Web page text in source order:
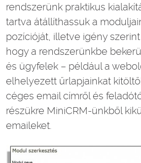
rendszerünk praktikus
tartva átállíthassuk a
pozícióját, illetve igény
hogy a rendszerünkbe
és ügyfelek – például a
elhelyezett űrlapjainkat
céges email címről és
részükre MiniCRM-ünkből
emaileket.